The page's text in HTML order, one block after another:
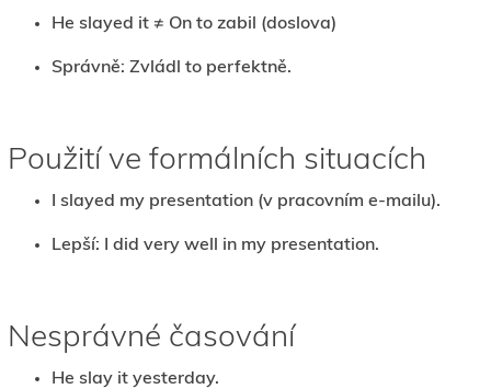
He slayed it ≠ On to zabil (doslova)
Správně: Zvládl to perfektně.
Použití ve formálních situacích
I slayed my presentation (v pracovním e-mailu).
Lepší: I did very well in my presentation.
Nesprávné časování
He slay it yesterday.